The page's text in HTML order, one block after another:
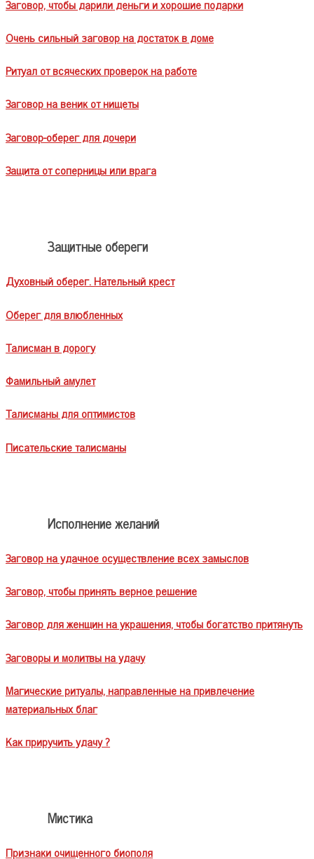
Заговор, чтобы дарили деньги и хорошие подарки
Очень сильный заговор на достаток в доме
Ритуал от всяческих проверок на работе
Заговор на веник от нищеты
Заговор-оберег для дочери
Защита от соперницы или врага
Защитные обереги
Духовный оберег. Нательный крест
Оберег для влюбленных
Талисман в дорогу
Фамильный амулет
Талисманы для оптимистов
Писательские талисманы
Исполнение желаний
Заговор на удачное осуществление всех замыслов
Заговор, чтобы принять верное решение
Заговор для женщин на украшения, чтобы богатство притянуть
Заговоры и молитвы на удачу
Магические ритуалы, направленные на привлечение
материальных благ
Как приручить удачу ?
Мистика
Признаки очищенного биополя